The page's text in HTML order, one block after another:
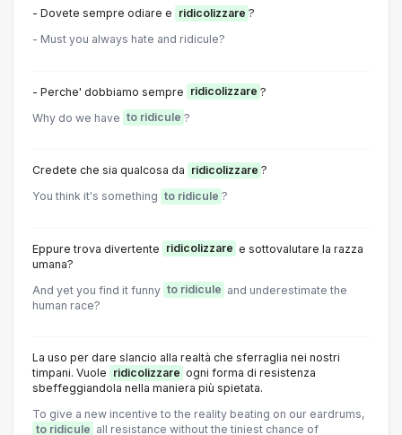
- Dovete sempre odiare e ridicolizzare ?
- Must you always hate and ridicule?
- Perche' dobbiamo sempre ridicolizzare ?
Why do we have to ridicule ?
Credete che sia qualcosa da ridicolizzare ?
You think it's something to ridicule ?
Eppure trova divertente ridicolizzare e sottovalutare la razza
umana?
And yet you find it funny to ridicule and underestimate the
human race?
La uso per dare slancio alla realtà che sferraglia nei nostri
timpani. Vuole ridicolizzare ogni forma di resistenza
sbeffeggiandola nella maniera più spietata.
To give a new incentive to the reality beating on our eardrums,
to ridicule all resistance without the tiniest chance of